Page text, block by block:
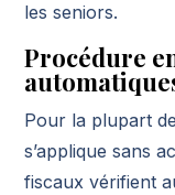
les seniors.
Procédure
Pour la plupart
s’applique sans
fiscaux vérifient